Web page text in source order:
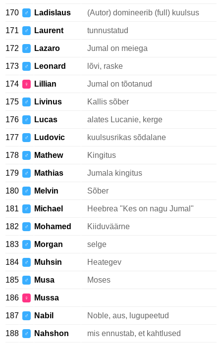
170 ♂ Ladislaus (Autor) domineerib (full) kuulsus
171 ♂ Laurent tunnustatud
172 ♂ Lazaro Jumal on meiega
173 ♂ Leonard lõvi, raske
174 ♀ Lillian Jumal on tõotanud
175 ♂ Livinus Kallis sõber
176 ♂ Lucas alates Lucanie, kerge
177 ♂ Ludovic kuulsusrikas sõdalane
178 ♂ Mathew Kingitus
179 ♂ Mathias Jumala kingitus
180 ♂ Melvin Sõber
181 ♂ Michael Heebrea "Kes on nagu Jumal"
182 ♂ Mohamed Kiiduväärne
183 ♂ Morgan selge
184 ♂ Muhsin Heategev
185 ♂ Musa Moses
186 ♀ Mussa
187 ♂ Nabil Noble, aus, lugupeetud
188 ♂ Nahshon mis ennustab, et kahtlused